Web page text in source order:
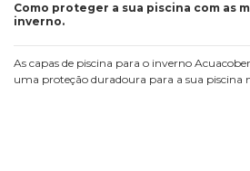
Como proteger a sua piscina com as
inverno.
As capas de piscina para o inverno
uma proteção duradoura para a sua piscina